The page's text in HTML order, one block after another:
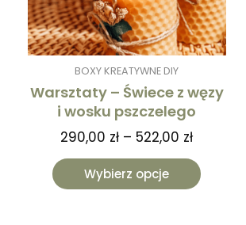
BOXY KREATYWNE DIY
Warsztaty – Świece z węzy
i wosku pszczelego
290,00 zł – 522,00 zł
Wybierz opcje
na
stronie
produktu